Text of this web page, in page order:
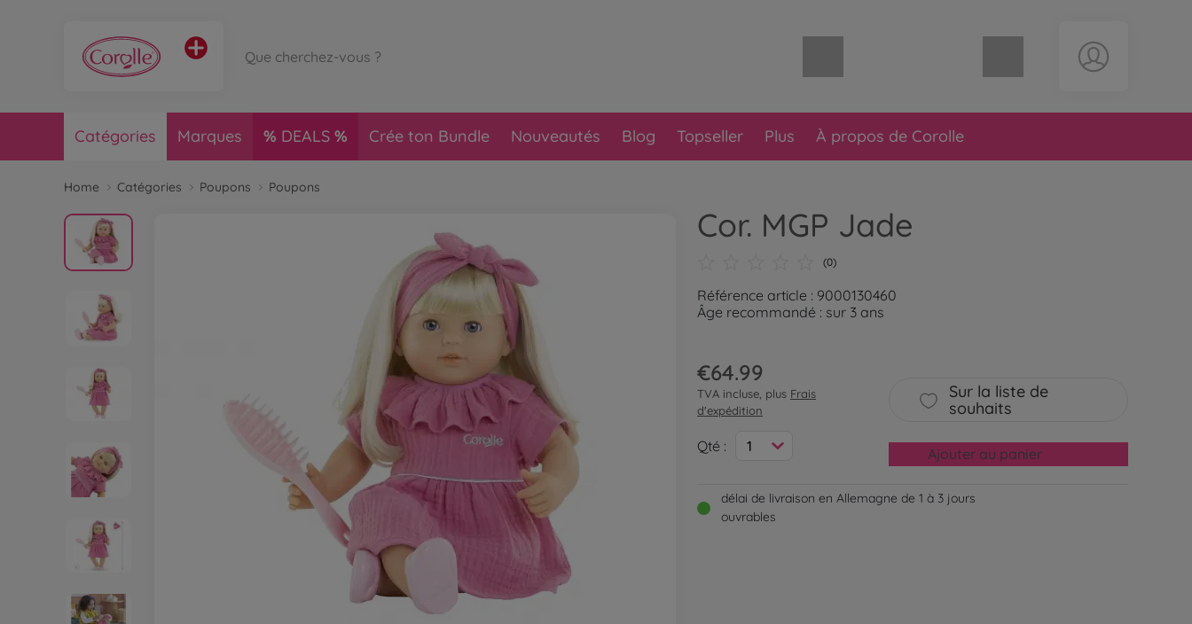
Catégories Marques DEALS Crée ton Bundle Nouveautés Blog Topseller Plus À propos de Corolle
Home Catégories Poupons Poupons
Cor. MGP Jade
(0)
Référence article : 9000130460
Âge recommandé : sur 3 ans
€64.99
TVA incluse, plus Frais
d'expédition
Qté : 1
Sur la liste de
souhaits
Ajouter au panier
délai de livraison en Allemagne de 1 à 3 jours
ouvrables